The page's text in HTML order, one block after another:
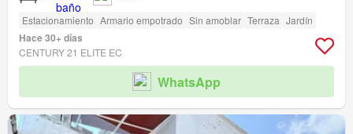
Estacionamiento Armario empotrado Sin amoblar Terraza Jardín
Hace 30+ días
CENTURY 21 ELITE EC
WhatsApp